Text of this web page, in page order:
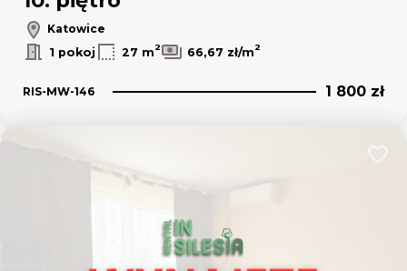
Katowice
1 pokoj
27 m2 66,67 zł/m2
RIS-MW-146 1 800 zł